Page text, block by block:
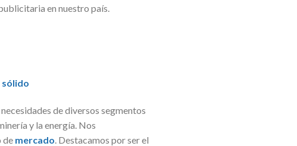
en nuestro país.
de diversos segmentos
y la energía. Nos
de mercado. Destacamos por ser el